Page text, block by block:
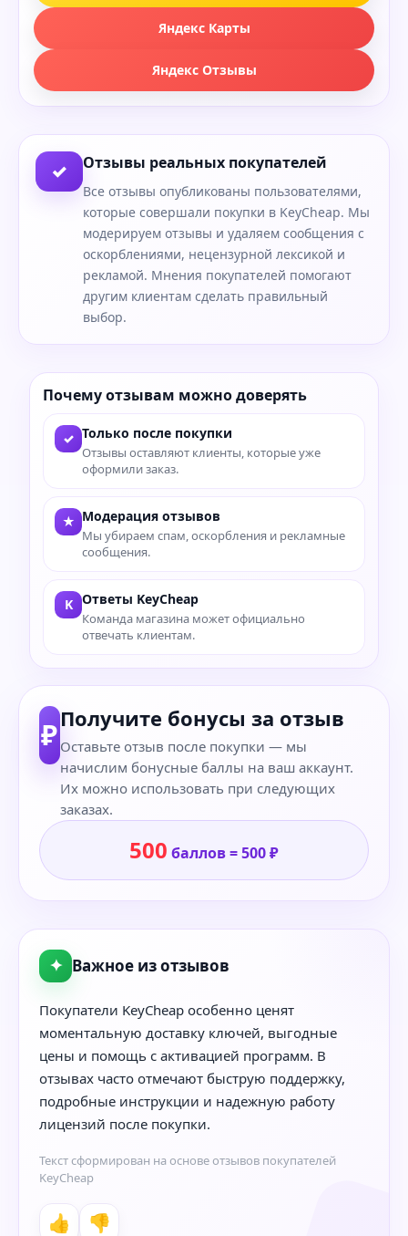
Яндекс Карты
Яндекс Отзывы
✓ Отзывы реальных покупателей
Все отзывы опубликованы пользователями,
которые совершали покупки в KeyCheap. Мы
модерируем отзывы и удаляем сообщения с
оскорблениями, нецензурной лексикой и
рекламой. Мнения покупателей помогают
другим клиентам сделать правильный
выбор.
Почему отзывам можно доверять
✓ Только после покупки
Отзывы оставляют клиенты, которые уже
оформили заказ.
★ Модерация отзывов
Мы убираем спам, оскорбления и рекламные
сообщения.
K Ответы KeyCheap
Команда магазина может официально
отвечать клиентам.
₽Получите бонусы за отзыв
Оставьте отзыв после покупки — мы
начислим бонусные баллы на ваш аккаунт.
Их можно использовать при следующих
заказах.
500 баллов = 500 ₽
✦ Важное из отзывов
Покупатели KeyCheap особенно ценят
моментальную доставку ключей, выгодные
цены и помощь с активацией программ. В
отзывах часто отмечают быструю поддержку,
подробные инструкции и надежную работу
лицензий после покупки.
Текст сформирован на основе отзывов покупателей
KeyCheap
👍 👎